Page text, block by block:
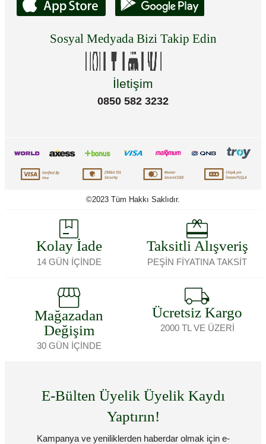
Sosyal Medyada Bizi Takip Edin
İletişim
0850 582 3232
©2023 Tüm Hakkı Saklıdır.
Kolay İade
14 GÜN İÇİNDE
Taksitli Alışveriş
PEŞİN FİYATINA TAKSİT
Mağazadan
Değişim
30 GÜN İÇİNDE
Ücretsiz Kargo
2000 TL VE ÜZERİ
E-Bülten Üyelik Üyelik Kaydı
Yaptırın!
Kampanya ve yeniliklerden haberdar olmak için e-